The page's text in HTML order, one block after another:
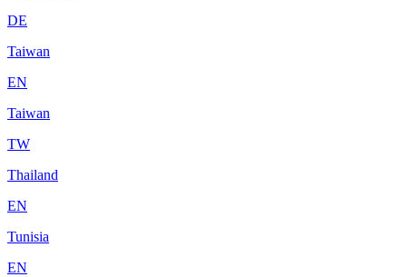
DE
Taiwan
EN
Taiwan
TW
Thailand
EN
Tunisia
EN